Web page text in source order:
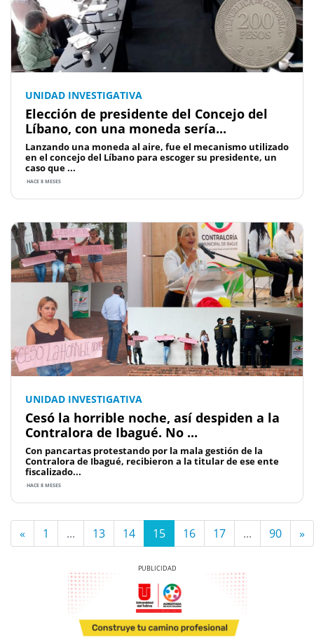
UNIDAD INVESTIGATIVA
Elección de presidente del Concejo del
Líbano, con una moneda sería...
Lanzando una moneda al aire, fue el mecanismo utilizado
en el concejo del Líbano para escoger su presidente, un
caso que ...
HACE 8 MESES
UNIDAD INVESTIGATIVA
Cesó la horrible noche, así despiden a la
Contralora de Ibagué. No ...
Con pancartas protestando por la mala gestión de la
Contralora de Ibagué, recibieron a la titular de ese ente
fiscalizado...
HACE 8 MESES
« 1 ... 13 14 15 16 17 ... 90 »
Previous